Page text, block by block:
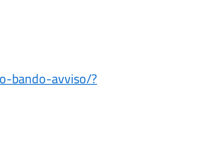
bando-avviso/?